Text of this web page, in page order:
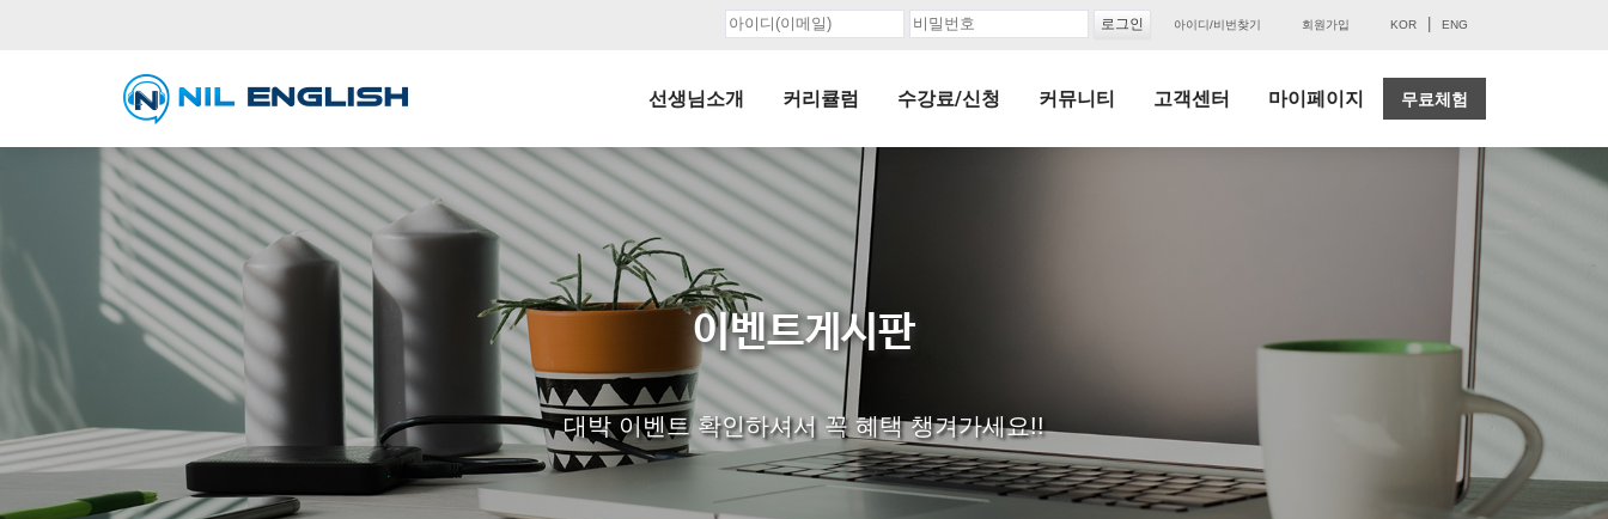
아이디/비번찾기 회원가입 KOR ENG
선생님소개 커리큘럼 수강료/신청 커뮤니티 고객센터 마이페이지 무료체험
이벤트게시판
대박 이벤트 확인하셔서 꼭 혜택 챙겨가세요!!